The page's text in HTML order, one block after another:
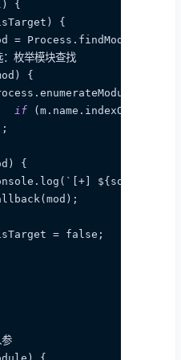
{
{
=
枚举模块查找
{
if (m.name.indexOf(
{
${soName} 已
= false;